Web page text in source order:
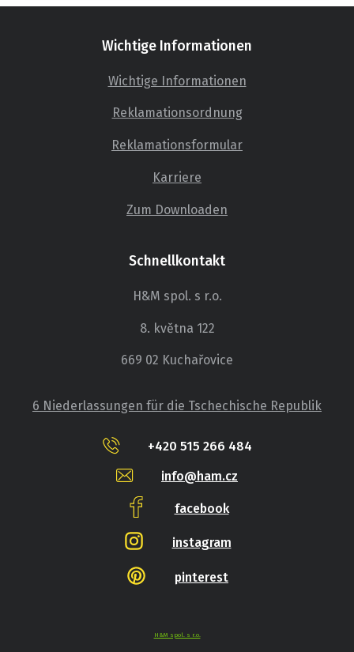
Wichtige Informationen
Wichtige Informationen
Reklamationsordnung
Reklamationsformular
Karriere
Zum Downloaden
Schnellkontakt
H&M spol. s r.o.
8. května 122
669 02 Kuchařovice
6 Niederlassungen für die Tschechische Republik
+420 515 266 484
info@ham.cz
facebook
instagram
pinterest
H&M spol. s r.o.